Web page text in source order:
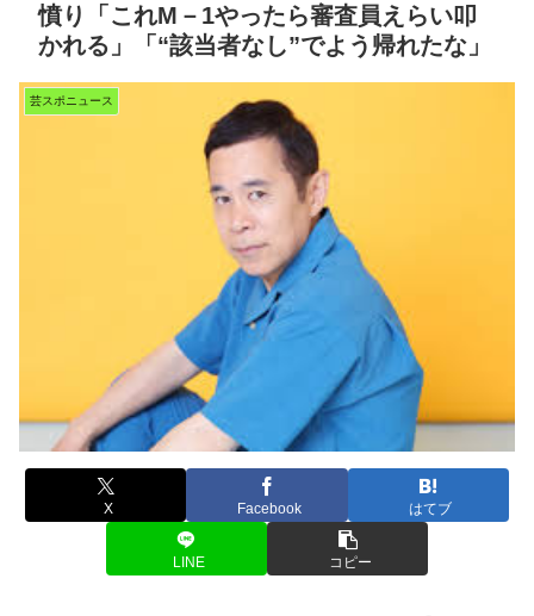
憤り「これM－1やったら審査員えらい叩
かれる」「“該当者なし”でよう帰れたな」
芸スポニュース
X Facebook はてブ
LINE コピー